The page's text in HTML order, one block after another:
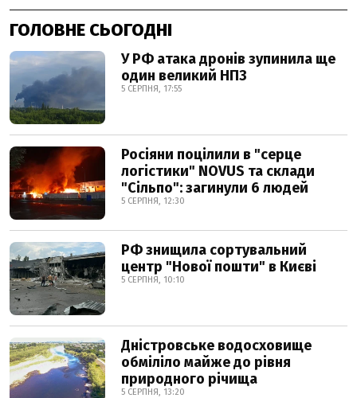
ГОЛОВНЕ СЬОГОДНІ
У РФ атака дронів зупинила ще
один великий НПЗ
5 СЕРПНЯ, 17:55
Росіяни поцілили в "серце
логістики" NOVUS та склади
"Сільпо": загинули 6 людей
5 СЕРПНЯ, 12:30
РФ знищила сортувальний
центр "Нової пошти" в Києві
5 СЕРПНЯ, 10:10
Дністровське водосховище
обміліло майже до рівня
природного річища
5 СЕРПНЯ, 13:20